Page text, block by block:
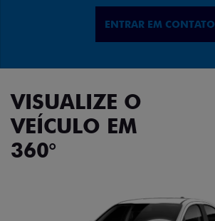
ENTRAR EM CONTATO
VISUALIZE O
VEÍCULO EM
360°